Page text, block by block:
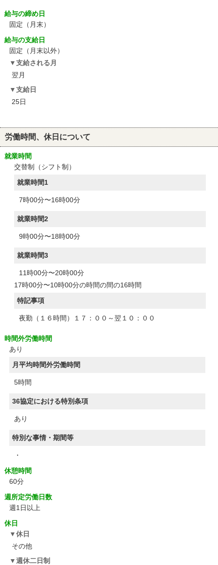
給与の締め日
固定（月末）
給与の支給日
固定（月末以外）
支給される月
翌月
支給日
25日
労働時間、休日について
就業時間
交替制（シフト制）
就業時間1
7時00分〜16時00分
就業時間2
9時00分〜18時00分
就業時間3
11時00分〜20時00分
17時00分〜10時00分の時間の間の16時間
特記事項
夜勤（１６時間）１７：００～翌１０：００
時間外労働時間
あり
月平均時間外労働時間
5時間
36協定における特別条項
あり
特別な事情・期間等
・
休憩時間
60分
週所定労働日数
週1日以上
休日
休日
その他
週休二日制